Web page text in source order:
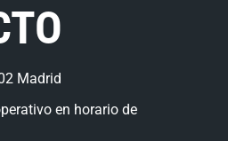
Madrid
en horario de